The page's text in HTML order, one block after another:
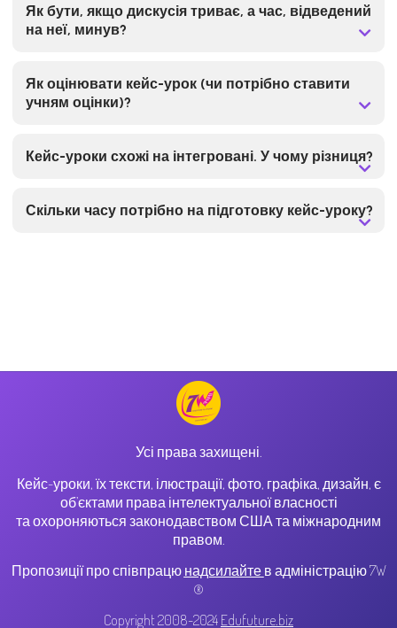
Як бути, якщо дискусія триває, а час, відведений
на неї, минув?
Як оцінювати кейс-урок (чи потрібно ставити
учням оцінки)?
Кейс-уроки схожі на інтегровані. У чому різниця?
Скільки часу потрібно на підготовку кейс-уроку?
Усі права захищені.
Кейс-уроки, їх тексти, ілюстрації, фото, графіка, дизайн, є
об’єктами права інтелектуальної власності
та охороняються законодавством США та міжнародним
правом.
Пропозиції про співпрацю надсилайте в адміністрацію 7W
®
Copyright 2008-2024 Edufuture.biz